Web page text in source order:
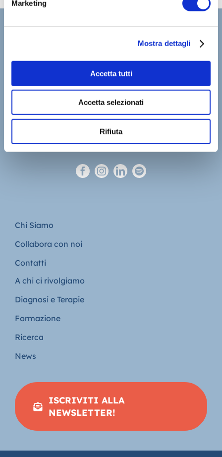
Marketing
Mostra dettagli
Accetta tutti
Accetta selezionati
Rifiuta
Chi Siamo
Collabora con noi
Contatti
A chi ci rivolgiamo
Diagnosi e Terapie
Formazione
Ricerca
News
ISCRIVITI ALLA
NEWSLETTER!